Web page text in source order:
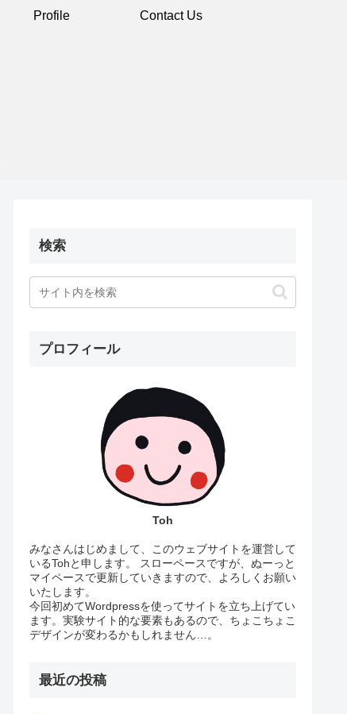
Profile Contact Us
検索
プロフィール
Toh
みなさんはじめまして、このウェブサイトを運営して
いるTohと申します。 スローペースですが、ぬーっと
マイペースで更新していきますので、よろしくお願い
いたします。
今回初めてWordpressを使ってサイトを立ち上げてい
ます。実験サイト的な要素もあるので、ちょこちょこ
デザインが変わるかもしれません…。
最近の投稿